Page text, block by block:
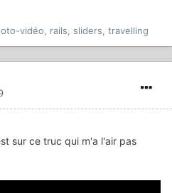
vidéo, rails, sliders, travelling
sur ce truc qui m'a l'air pas